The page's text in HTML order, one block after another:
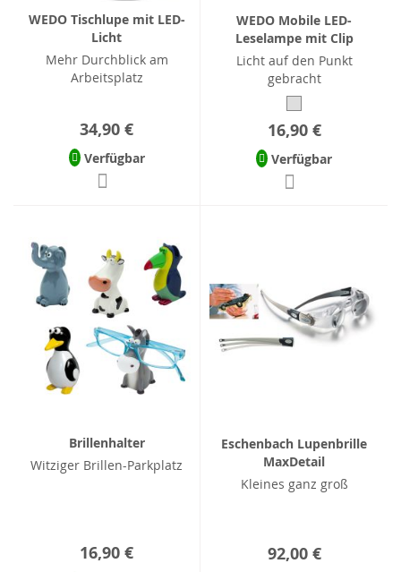
WEDO Tischlupe mit LED-
Licht
Mehr Durchblick am
Arbeitsplatz
34,90 €
Verfügbar
WEDO Mobile LED-
Leselampe mit Clip
Licht auf den Punkt
gebracht
16,90 €
Verfügbar
Brillenhalter
Witziger Brillen-Parkplatz
16,90 €
Eschenbach Lupenbrille
MaxDetail
Kleines ganz groß
92,00 €